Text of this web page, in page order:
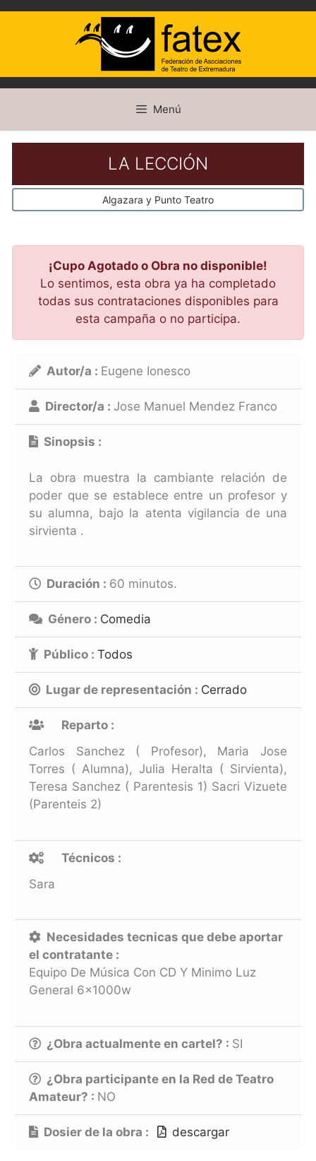
contenido
Menú
LA LECCIÓN
Algazara y Punto Teatro
¡Cupo Agotado o Obra no disponible!
Lo sentimos, esta obra ya ha completado
todas sus contrataciones disponibles para
esta campaña o no participa.
Autor/a : Eugene Ionesco
Director/a : Jose Manuel Mendez Franco
Sinopsis :
La obra muestra la cambiante relación de
poder que se establece entre un profesor y
su alumna, bajo la atenta vigilancia de una
sirvienta .
Duración : 60 minutos.
Género : Comedia
Público : Todos
Lugar de representación : Cerrado
Reparto :
Carlos Sanchez ( Profesor), Maria Jose
Torres ( Alumna), Julia Heralta ( Sirvienta),
Teresa Sanchez ( Parentesis 1) Sacri Vizuete
(parenteis 2)
Técnicos :
Sara
Necesidades tecnicas que debe aportar
el contratante :
Equipo De Música Con CD Y Minimo Luz
General 6x1000w
¿Obra actualmente en cartel? : SI
¿Obra participante en la Red de Teatro
Amateur? : NO
Dosier de la obra : descargar